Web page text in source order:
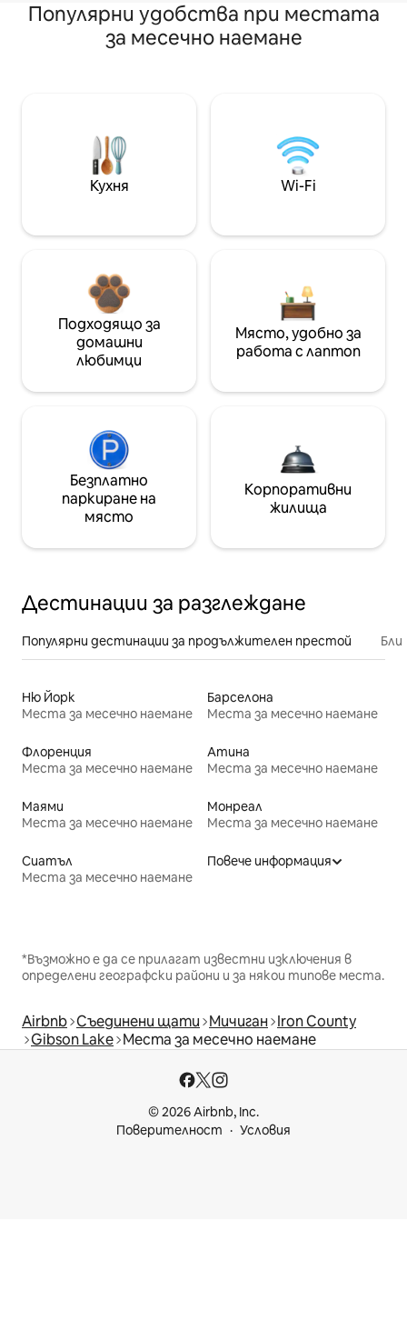
Популярни удобства при местата
за месечно наемане
Кухня Wi-Fi
Подходящо за
домашни
любимци
Място, удобно за
работа с лаптоп
Безплатно
паркиране на
място
Корпоративни
жилища
Дестинации за разглеждане
Популярни дестинации за продължителен престой
Ню Йорк
Места за месечно наемане
Барселона
Места за месечно наемане
Флоренция
Места за месечно наемане
Атина
Места за месечно наемане
Маями
Места за месечно наемане
Монреал
Места за месечно наемане
Сиатъл
Места за месечно наемане
Повече информация
*Възможно е да се прилагат известни изключения в
определени географски райони и за някои типове места.
Airbnb Съединени щати Мичиган Iron County
Gibson Lake Места за месечно наемане
© 2026 Airbnb, Inc.
Поверителност
Условия